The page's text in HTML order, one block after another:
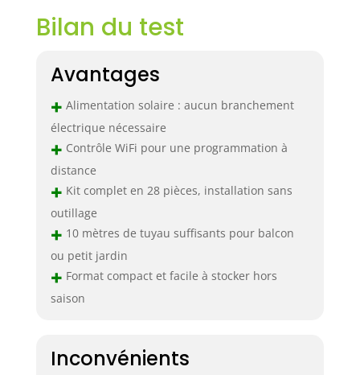
Bilan du test
Avantages
+ Alimentation solaire : aucun branchement
électrique nécessaire
+ Contrôle WiFi pour une programmation à
distance
+ Kit complet en 28 pièces, installation sans
outillage
+ 10 mètres de tuyau suffisants pour balcon
ou petit jardin
+ Format compact et facile à stocker hors
saison
Inconvénients